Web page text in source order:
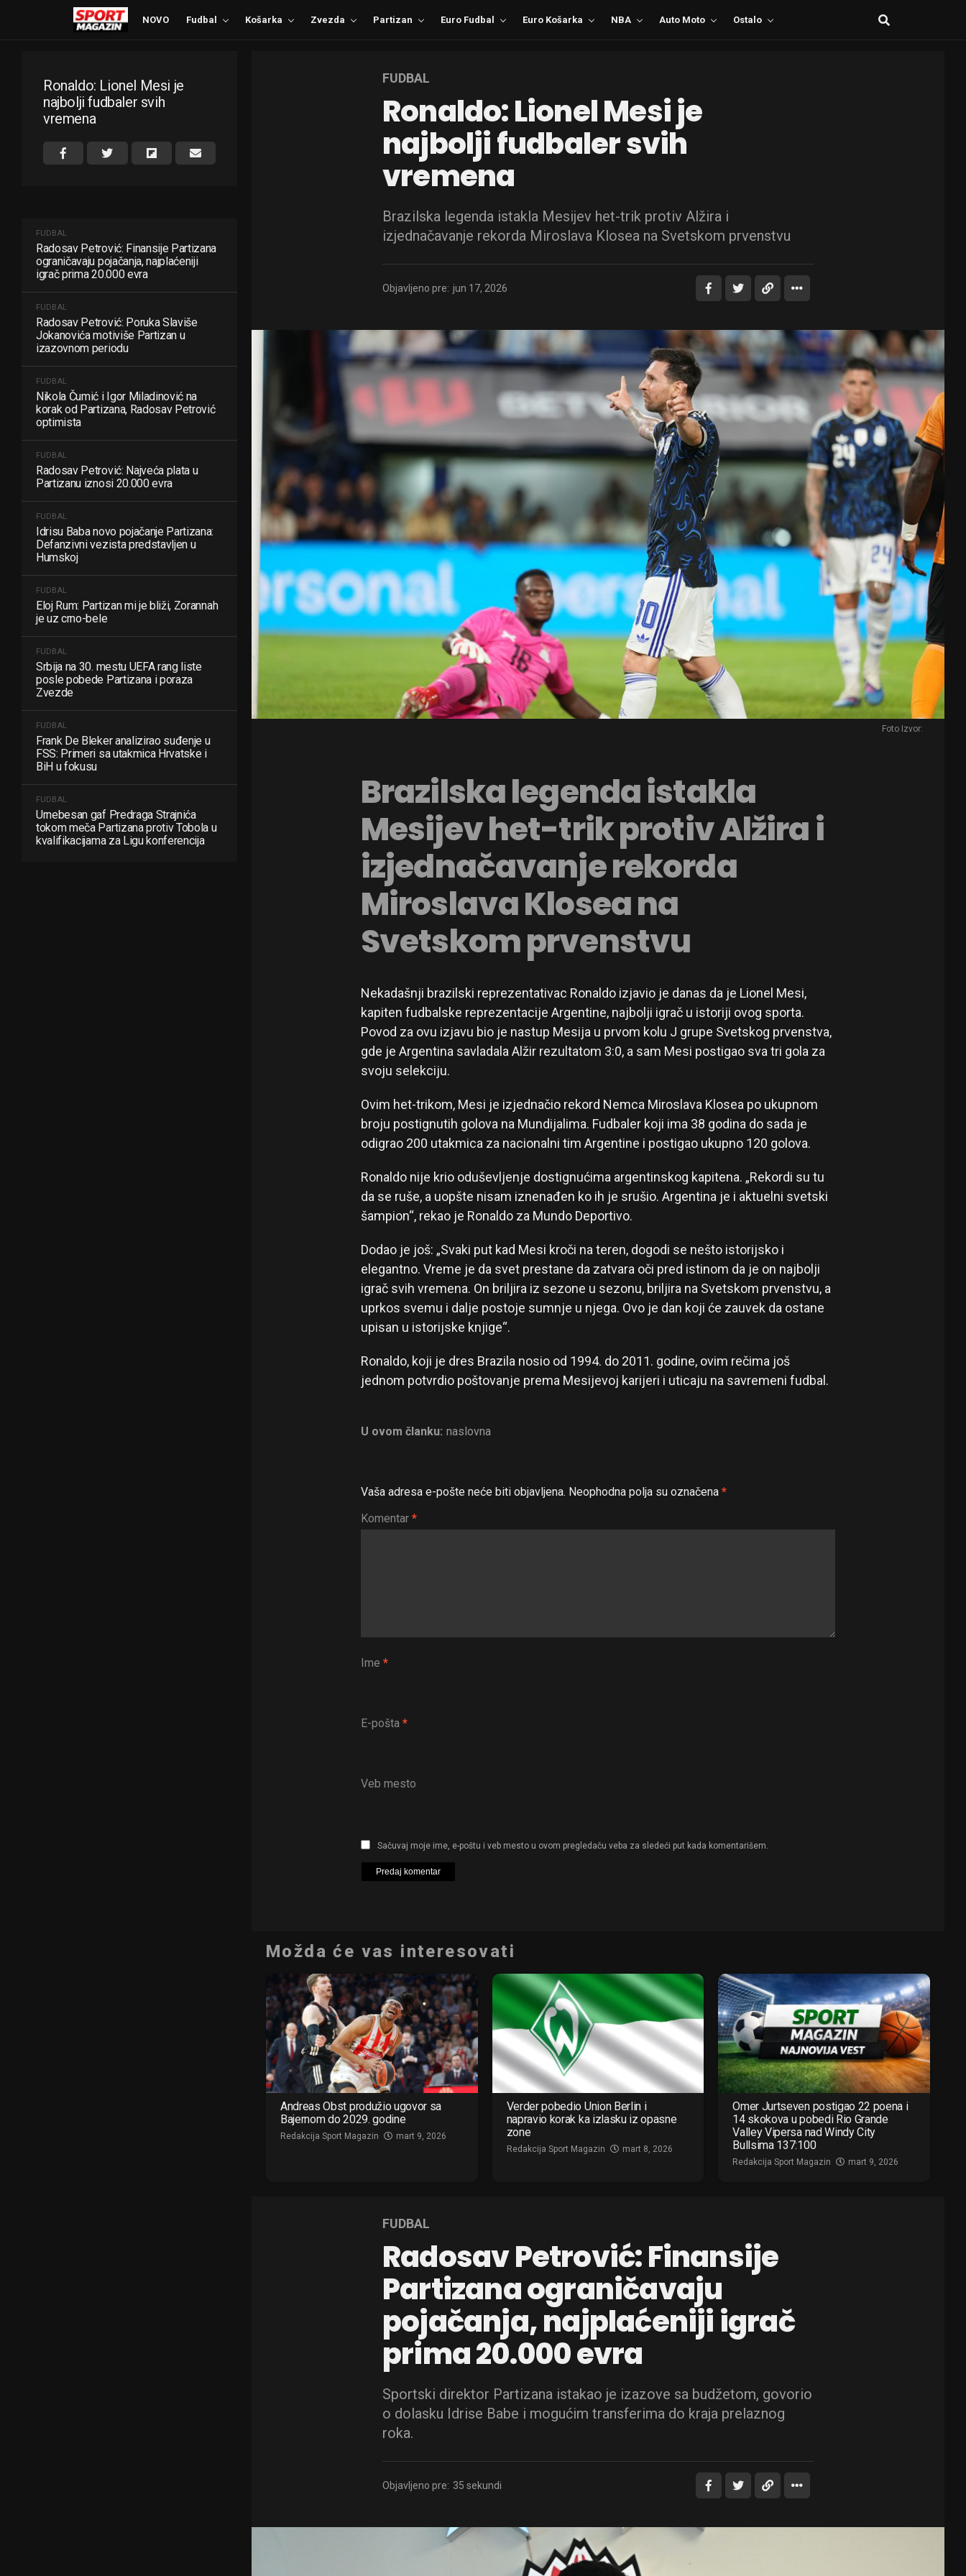
NOVO Fudbal Košarka Zvezda Partizan Euro Fudbal Euro Košarka NBA Auto Moto Ostalo
Ronaldo: Lionel Mesi je
najbolji fudbaler svih
vremena
FUDBAL
Radosav Petrović: Finansije Partizana
ograničavaju pojačanja, najplaćeniji
igrač prima 20.000 evra
FUDBAL
Radosav Petrović: Poruka Slaviše
Jokanovića motiviše Partizan u
izazovnom periodu
FUDBAL
Nikola Čumić i Igor Miladinović na
korak od Partizana, Radosav Petrović
optimista
FUDBAL
Radosav Petrović: Najveća plata u
Partizanu iznosi 20.000 evra
FUDBAL
Idrisu Baba novo pojačanje Partizana:
Defanzivni vezista predstavljen u
Humskoj
FUDBAL
Eloj Rum: Partizan mi je bliži, Zorannah
je uz crno-bele
FUDBAL
Srbija na 30. mestu UEFA rang liste
posle pobede Partizana i poraza
Zvezde
FUDBAL
Frank De Bleker analizirao suđenje u
FSS: Primeri sa utakmica Hrvatske i
BiH u fokusu
FUDBAL
Urnebesan gaf Predraga Strajnića
tokom meča Partizana protiv Tobola u
kvalifikacijama za Ligu konferencija
FUDBAL
Ronaldo: Lionel Mesi je
najbolji fudbaler svih
vremena
Brazilska legenda istakla Mesijev het-trik protiv Alžira i
izjednačavanje rekorda Miroslava Klosea na Svetskom prvenstvu
Objavljeno pre: jun 17, 2026
Foto Izvor:
Brazilska legenda istakla
Mesijev het-trik protiv Alžira i
izjednačavanje rekorda
Miroslava Klosea na
Svetskom prvenstvu
Nekadašnji brazilski reprezentativac Ronaldo izjavio je danas da je Lionel Mesi,
kapiten fudbalske reprezentacije Argentine, najbolji igrač u istoriji ovog sporta.
Povod za ovu izjavu bio je nastup Mesija u prvom kolu J grupe Svetskog prvenstva,
gde je Argentina savladala Alžir rezultatom 3:0, a sam Mesi postigao sva tri gola za
svoju selekciju.
Ovim het-trikom, Mesi je izjednačio rekord Nemca Miroslava Klosea po ukupnom
broju postignutih golova na Mundijalima. Fudbaler koji ima 38 godina do sada je
odigrao 200 utakmica za nacionalni tim Argentine i postigao ukupno 120 golova.
Ronaldo nije krio oduševljenje dostignućima argentinskog kapitena. „Rekordi su tu
da se ruše, a uopšte nisam iznenađen ko ih je srušio. Argentina je i aktuelni svetski
šampion“, rekao je Ronaldo za Mundo Deportivo.
Dodao je još: „Svaki put kad Mesi kroči na teren, dogodi se nešto istorijsko i
elegantno. Vreme je da svet prestane da zatvara oči pred istinom da je on najbolji
igrač svih vremena. On briljira iz sezone u sezonu, briljira na Svetskom prvenstvu, a
uprkos svemu i dalje postoje sumnje u njega. Ovo je dan koji će zauvek da ostane
upisan u istorijske knjige“.
Ronaldo, koji je dres Brazila nosio od 1994. do 2011. godine, ovim rečima još
jednom potvrdio poštovanje prema Mesijevoj karijeri i uticaju na savremeni fudbal.
U ovom članku: naslovna
Vaša adresa e-pošte neće biti objavljena. Neophodna polja su označena *
Komentar *
Ime *
E-pošta *
Veb mesto
Sačuvaj moje ime, e-poštu i veb mesto u ovom pregledaču veba za sledeći put kada komentarišem.
Možda će vas interesovati
Andreas Obst produžio ugovor sa
Bajernom do 2029. godine
Redakcija Sport Magazin mart 9, 2026
Verder pobedio Union Berlin i
napravio korak ka izlasku iz opasne
zone
Redakcija Sport Magazin mart 8, 2026
Omer Jurtseven postigao 22 poena i
14 skokova u pobedi Rio Grande
Valley Vipersa nad Windy City
Bullsima 137:100
Redakcija Sport Magazin mart 9, 2026
FUDBAL
Radosav Petrović: Finansije
Partizana ograničavaju
pojačanja, najplaćeniji igrač
prima 20.000 evra
Sportski direktor Partizana istakao je izazove sa budžetom, govorio
o dolasku Idrise Babe i mogućim transferima do kraja prelaznog
roka.
Objavljeno pre: 35 sekundi